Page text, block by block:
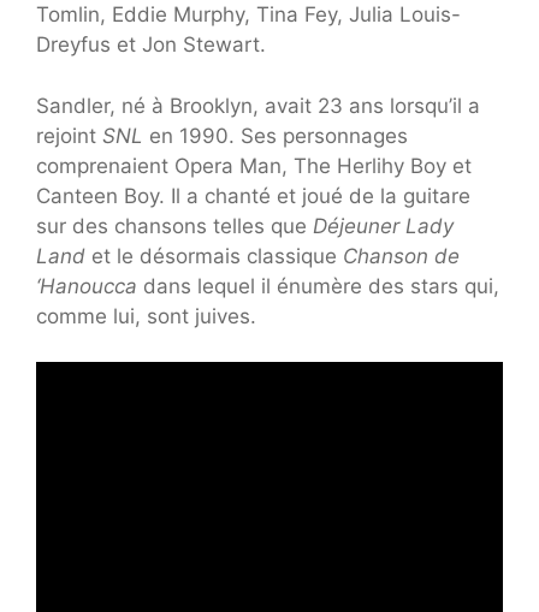
Tomlin, Eddie Murphy, Tina Fey, Julia Louis-
Dreyfus et Jon Stewart.
Sandler, né à Brooklyn, avait 23 ans lorsqu’il a
rejoint SNL en 1990. Ses personnages
comprenaient Opera Man, The Herlihy Boy et
Canteen Boy. Il a chanté et joué de la guitare
sur des chansons telles que Déjeuner Lady
Land et le désormais classique Chanson de
‘Hanoucca dans lequel il énumère des stars qui,
comme lui, sont juives.